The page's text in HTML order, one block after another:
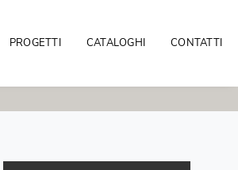
PROGETTI CATALOGHI CONTATTI